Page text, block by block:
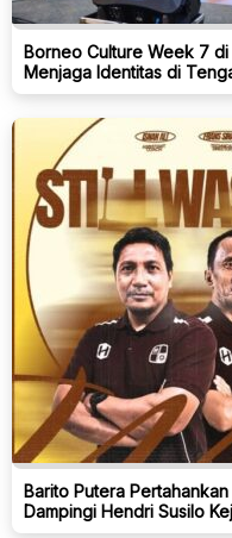
Borneo Culture Week 7
Menjaga Identitas di
Barito Putera
Dampingi Hendri Susilo